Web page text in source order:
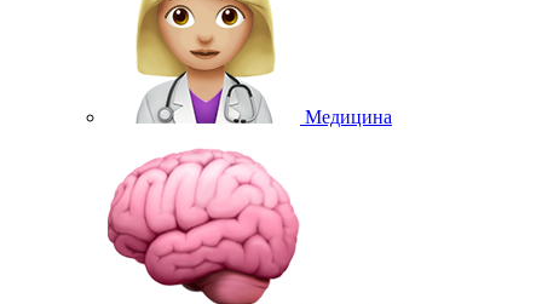
Медицина